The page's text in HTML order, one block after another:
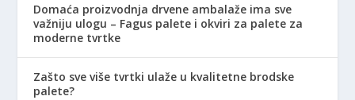
Domaća proizvodnja drvene ambalaže ima sve
važniju ulogu – Fagus palete i okviri za palete za
moderne tvrtke
Zašto sve više tvrtki ulaže u kvalitetne brodske
palete?